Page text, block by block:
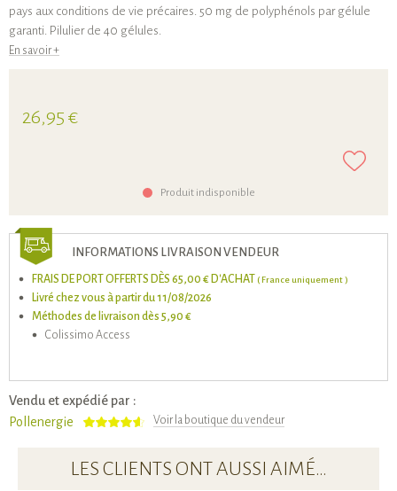
pays aux conditions de vie précaires. 50 mg de polyphénols par gélule
garanti. Pilulier de 40 gélules.
En savoir +
26,95 €
Produit indisponible
INFORMATIONS LIVRAISON VENDEUR
FRAIS DE PORT OFFERTS DÈS 65,00 € D'ACHAT ( France uniquement )
Livré chez vous à partir du 11/08/2026
Méthodes de livraison dès 5,90 €
Colissimo Access
Vendu et expédié par :
Pollenergie
Voir la boutique du vendeur
LES CLIENTS ONT AUSSI AIMÉ…